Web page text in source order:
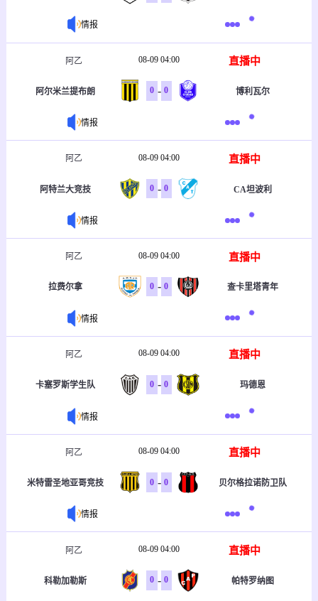
情报
阿乙 08-09 04:00 直播中
阿尔米兰提布朗 0 - 0 博利瓦尔
情报
阿乙 08-09 04:00 直播中
阿特兰大竞技 0 - 0 CA坦波利
情报
阿乙 08-09 04:00 直播中
拉费尔拿 0 - 0 查卡里塔青年
情报
阿乙 08-09 04:00 直播中
卡塞罗斯学生队 0 - 0 玛德恩
情报
阿乙 08-09 04:00 直播中
米特雷圣地亚哥竞技 0 - 0 贝尔格拉诺防卫队
情报
阿乙 08-09 04:00 直播中
科勒加勒斯 0 - 0 帕特罗纳图